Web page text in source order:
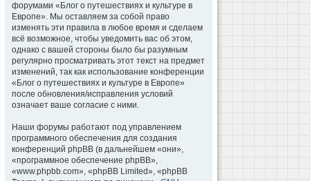
форумами «Блог о путешествиях и культуре в
Европе». Мы оставляем за собой право
изменять эти правила в любое время и сделаем
всё возможное, чтобы уведомить вас об этом,
однако с вашей стороны было бы разумным
регулярно просматривать этот текст на предмет
изменений, так как использование конференции
«Блог о путешествиях и культуре в Европе»
после обновления/исправления условий
означает ваше согласие с ними.
Наши форумы работают под управлением
программного обеспечения для создания
конференций phpBB (в дальнейшем «они»,
«программное обеспечение phpBB»,
«www.phpbb.com», «phpBB Limited», «phpBB